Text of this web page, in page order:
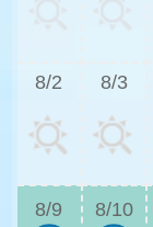
8/2 8/3
8/9 8/10